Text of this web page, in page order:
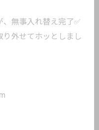
無事入れ替え完了✅
り外せてホッとしまし